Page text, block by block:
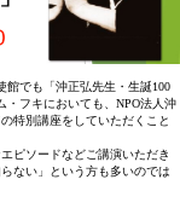
館でも「沖正弘先生・生誕100
・フキにおいても、NPO法人沖
特別講座をしていただくこと
ピソードなどご講演いただき
ない」という方も多いのでは